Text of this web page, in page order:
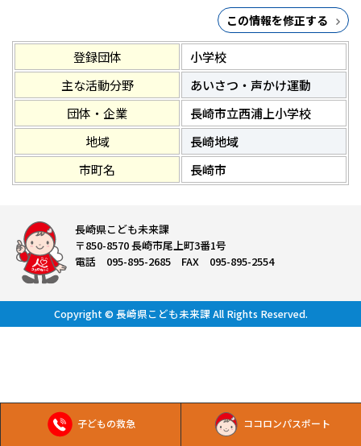
子どもの救急 ココロンパスポート
この情報を修正する
登録団体
小学校
主な活動分野
あいさつ・声かけ運動
団体・企業
長崎市立西浦上小学校
地域
長崎地域
市町名
長崎市
長崎県こども未来課
〒850-8570 長崎市尾上町3番1号
電話 095-895-2685 FAX 095-895-2554
Copyright © 長崎県こども未来課 All Rights Reserved.